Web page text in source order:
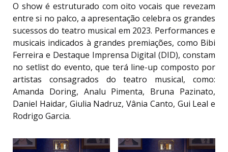
O show é estruturado com oito vocais que revezam
entre si no palco, a apresentação celebra os grandes
sucessos do teatro musical em 2023. Performances e
musicais indicados à grandes premiações, como Bibi
Ferreira e Destaque Imprensa Digital (DID), constam
no setlist do evento, que terá line-up composto por
artistas consagrados do teatro musical, como:
Amanda Doring, Analu Pimenta, Bruna Pazinato,
Daniel Haidar, Giulia Nadruz, Vânia Canto, Gui Leal e
Rodrigo Garcia.